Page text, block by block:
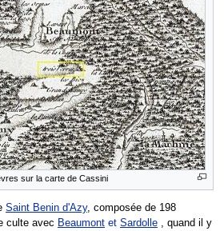
sur la carte de Cassini
Saint Benin d'Azy, composée de 198
culte avec Beaumont et Sardolle , quand il y